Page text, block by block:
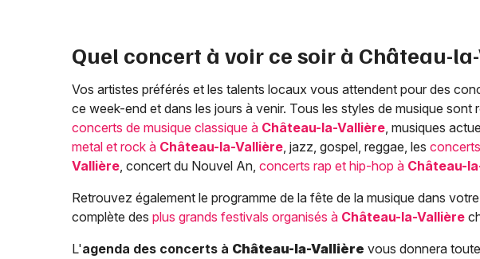
Quel concert à voir ce soir à Château-
Vos artistes préférés et les talents locaux vous attendent pour des
ce week-end et dans les jours à venir. Tous les styles de musique sont
concerts de musique classique à Château-la-Vallière, musiques
metal et rock à Château-la-Vallière, jazz, gospel, reggae, les
Vallière, concert du Nouvel An, concerts rap et hip-hop à Château-
Retrouvez également le programme de la fête de la musique dans
complète des plus grands festivals organisés à Château-la-Vallière
L'agenda des concerts à Château-la-Vallière vous donnera